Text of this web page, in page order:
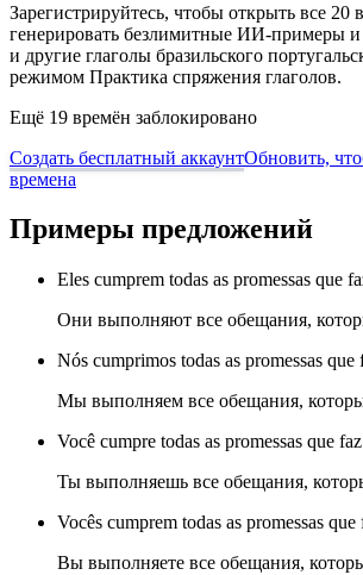
Зарегистрируйтесь, чтобы открыть все 20
генерировать безлимитные ИИ-примеры и
и другие глаголы бразильского
режимом Практика спряжения глаголов.
Ещё 19 времён заблокировано
Создать бесплатный аккаунтОбновить,
времена
Примеры предложений
Eles cumprem todas as promessas que
Они выполняют все обещания,
Nós cumprimos todas as promessas que
Мы выполняем все обещания,
Você cumpre todas as promessas que
Ты выполняешь все обещания,
Vocês cumprem todas as promessas que
Вы выполняете все обещания,